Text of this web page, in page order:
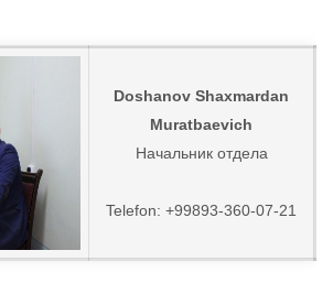
Doshanov Shaxmardan
Muratbaevich
Начальник отдела
Telefon: +99893-360-07-21